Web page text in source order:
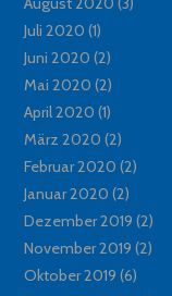
Juli 2020 (1)
Juni 2020 (2)
Mai 2020 (2)
April 2020 (1)
März 2020 (2)
Februar 2020 (2)
Januar 2020 (2)
Dezember 2019 (2)
November 2019 (2)
Oktober 2019 (6)